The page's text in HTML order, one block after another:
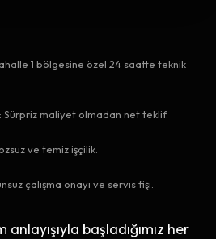
1 bölgesine özel 24 saatte teknik
Sürpriz maliyet olmadan net teklif.
ve temiz işçilik.
çalışma onayı ve servis fişi.
başladığımız her